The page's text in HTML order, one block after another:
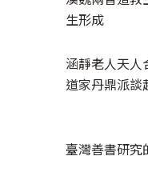
生形成
涵靜老人天人
道家丹鼎派談
臺灣善書研究